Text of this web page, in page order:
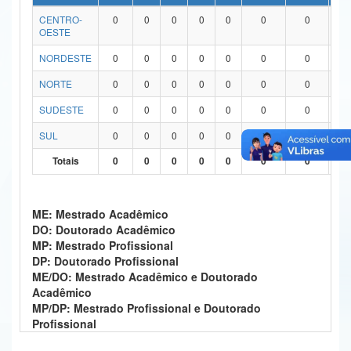
Ministério da Ciência, Tecnologia, Inovações e Comunicações
Ministério do Turismo
Ministério do Desenvolvimento Regional
Ministério da Mulher, da Família e dos Direitos Humanos
Banco Central do Brasil
CENTRO-
OESTE
0 0 0 0 0 0 0
NORDESTE 0 0 0 0 0 0 0
NORTE
0 0 0 0 0 0 0
SUDESTE
0 0 0 0 0 0 0
SUL
0 0 0 0 0 0 0
0
Totais
0 0 0 0 0 0 0 0
ME: Mestrado Acadêmico
DO: Doutorado Acadêmico
MP: Mestrado Profissional
DP: Doutorado Profissional
ME/DO: Mestrado Acadêmico e Doutorado
Acadêmico
MP/DP: Mestrado Profissional e Doutorado
Profissional